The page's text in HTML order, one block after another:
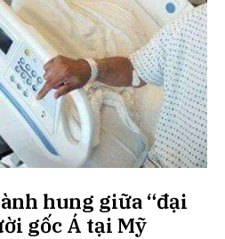
hung giữa “đại
gốc Á tại Mỹ